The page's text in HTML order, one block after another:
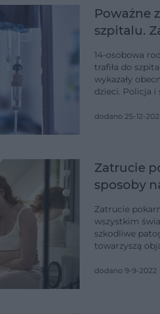
Poważne
szpitalu.
14-osobowa
trafiła do
wykazały
dzieci. Policja i
dodano 25-12-
Zatrucie
sposoby
Zatrucie
wszystkim
szkodliwe
towarzyszą
dodano 9-9-2022